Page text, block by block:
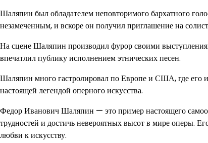
Шаляпин был обладателем неповторимого бархатного
незамеченным, и вскоре он получил приглашение на
На сцене Шаляпин производил фурор своими
впечатлил публику исполнением этнических песен.
Шаляпин много гастролировал по Европе и США, где его
настоящей легендой оперного искусства.
Федор Иванович Шаляпин — это пример настоящего
трудностей и достичь невероятных высот в мире оперы.
любви к искусству.